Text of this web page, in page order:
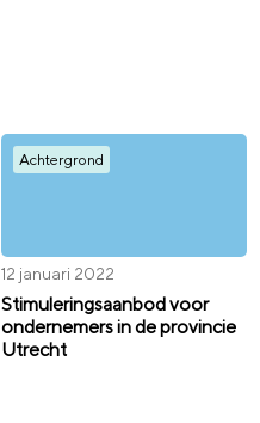
Achtergrond
12 januari 2022
Stimuleringsaanbod voor
ondernemers in de provincie
Utrecht